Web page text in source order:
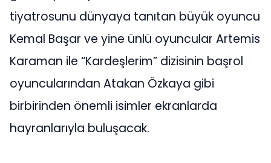
tiyatrosunu dünyaya tanıtan büyük oyuncu
Kemal Başar ve yine ünlü oyuncular Artemis
Karaman ile “Kardeşlerim” dizisinin başrol
oyuncularından Atakan Özkaya gibi
birbirinden önemli isimler ekranlarda
hayranlarıyla buluşacak.